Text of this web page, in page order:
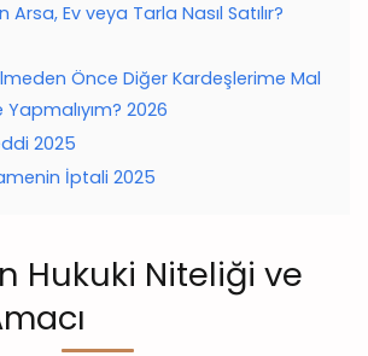
Arsa, Ev veya Tarla Nasıl Satılır?
Önce Diğer Kardeşlerime Mal
2026
2025
İptali 2025
Hukuki Niteliği ve